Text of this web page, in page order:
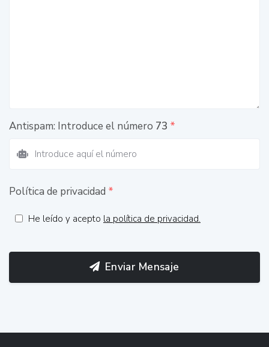
Antispam: Introduce el número 73 *
Política de privacidad *
He leído y acepto la política de privacidad.
Enviar Mensaje